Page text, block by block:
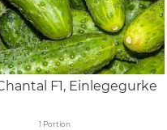
F1, Einlegegurke
1 Portion